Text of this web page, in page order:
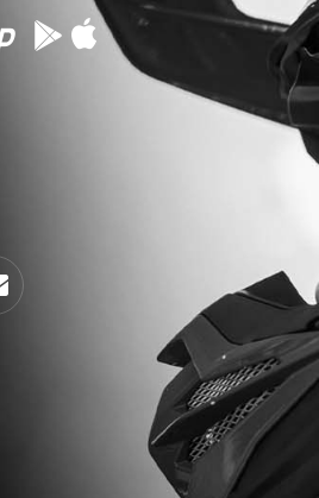
Instagram